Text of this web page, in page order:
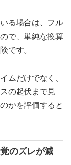
る場合は、フル
で、単純な換算
です。
ムだけでなく、
の起伏まで見
かを評価すると
のズレが減